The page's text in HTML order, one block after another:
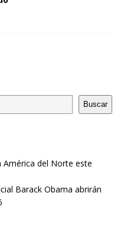
Buscar
América del Norte este
Barack Obama abrirán